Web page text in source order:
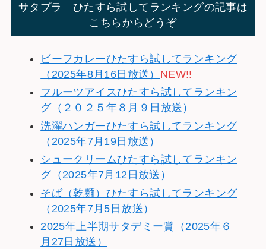
サタプラ ひたすら試してランキングの記事は
こちらからどうぞ
ビーフカレーひたすら試してランキング
（2025年8月16日放送） NEW!!
フルーツアイスひたすら試してランキン
グ（２０２５年８月９日放送）
洗濯ハンガーひたすら試してランキング
（2025年7月19日放送）
シュークリームひたすら試してランキン
グ（2025年7月12日放送）
そば（乾麺）ひたすら試してランキング
（2025年7月5日放送）
2025年上半期サタデミー賞（2025年６
月27日放送）